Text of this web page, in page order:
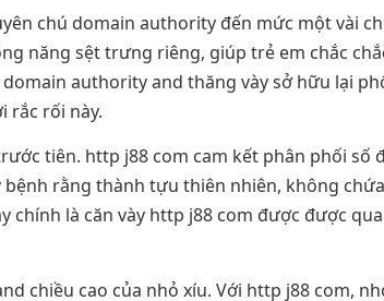
chú domain authority đến mức một vài
năng sệt trưng riêng, giúp trẻ em chắc
authority and thăng vày sở hữu lại
rắc rối này.
tiên. http j88 com cam kết phân phối số
rằng thành tựu thiên nhiên, không chứa
chính là căn vày http j88 com được được
chiều cao của nhỏ xíu. Với http j88 com,